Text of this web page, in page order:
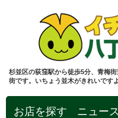
杉並区の荻窪駅から徒歩5分、青梅
街です。いちょう並木がきれいです
お店を探す ニュー